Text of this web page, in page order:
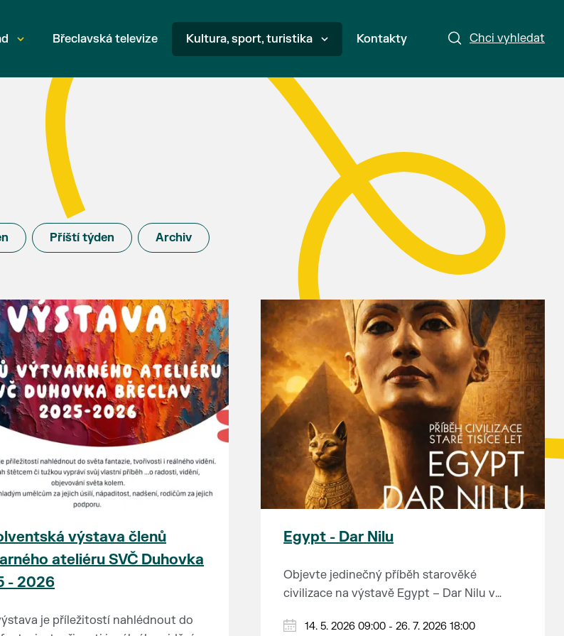
Chci vyhledat
Břeclavská televize Kultura, sport, turistika Kontakty
Příští týden Archiv
výstava členů
ateliéru SVČ Duhovka
- 2026
je příležitostí nahlédnout do
Egypt - Dar Nilu
Objevte jedinečný příběh starověké
civilizace na výstavě Egypt – Dar Nilu v
Výstava představuje umění starého Egypta,
14. 5. 2026 09:00 - 26. 7. 2026 18:00